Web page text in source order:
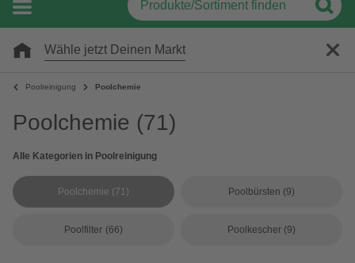
Wähle jetzt Deinen Markt
Poolreinigung Poolchemie
Poolchemie (71)
Alle Kategorien in Poolreinigung
Poolchemie (71) Poolbürsten (9)
Poolfilter (66) Poolkescher (9)